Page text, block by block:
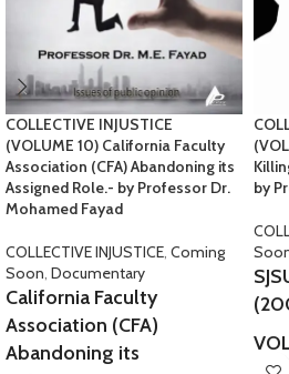
COLLECTIVE INJUSTICE
(VOLUME 10) California Faculty
Association (CFA) Abandoning its
Assigned Role.- by Professor Dr.
Mohamed Fayad
COLLECTIVE INJUSTICE, Coming
Soon, Documentary
California Faculty
Association (CFA)
Abandoning its
by